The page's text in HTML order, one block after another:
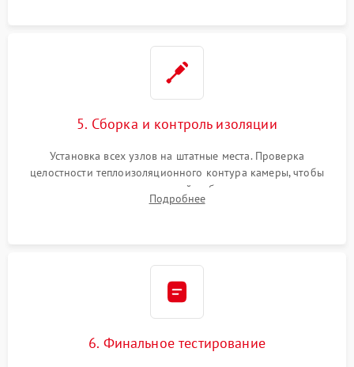
5. Сборка и контроль изоляции
Установка всех узлов на штатные места. Проверка
целостности теплоизоляционного контура камеры, чтобы
исключить перегрев кухонной мебели и потерю тепла.
Надежная фиксация клемм и сборка корпуса шкафа.
Подробнее
6. Финальное тестирование